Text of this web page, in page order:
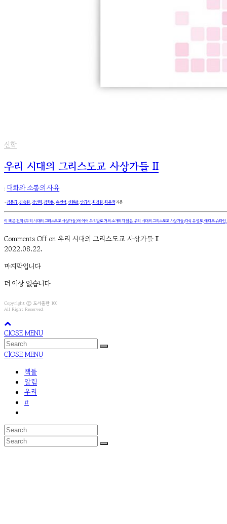
신학
우리 시대의 그리스도교 사상가들 II
: 대화와 소통의 사유
۰김동규,김승환,김연희,김학봉,손민석,신현광,안규식,최경환,최우혁 지음
이 책은 전작《우리 시대의 그리스도교 사상가들》에 이어 우리말로 거의 소개되지 않은 우리 시대의 그리스도교 사상가들(다석 유영모, 에디트 슈타
Comments Off on 우리 시대의 그리스도교 사상가들 II
2022.08.22.
마지막입니다
더 이상 없습니다
Copyright ⓒ 도서출판 100
All Right Reserved.
ClOSE MENU
ClOSE MENU
책들
알림
우리
#